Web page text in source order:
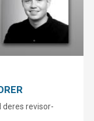
deres revisor-